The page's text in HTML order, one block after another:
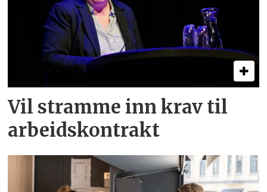
Vil stramme inn krav til
arbeids­kontrakt